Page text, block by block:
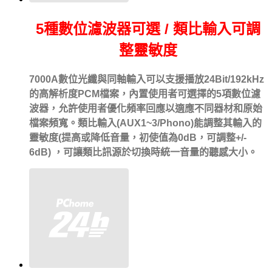
5種數位濾波器可選 / 類比輸入可調
整靈敏度
7000A數位光纖與同軸輸入可以支援播放24Bit/192kHz
的高解析度PCM檔案，內置使用者可選擇的5項數位濾
波器，允許使用者優化頻率回應以適應不同器材和原始
檔案頻寬。類比輸入(AUX1~3/Phono)能調整其輸入的
靈敏度(提高或降低音量，初使值為0dB，可調整+/-
6dB) ，可讓類比訊源於切換時統一音量的聽感大小。